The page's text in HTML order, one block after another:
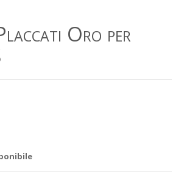
Oro per